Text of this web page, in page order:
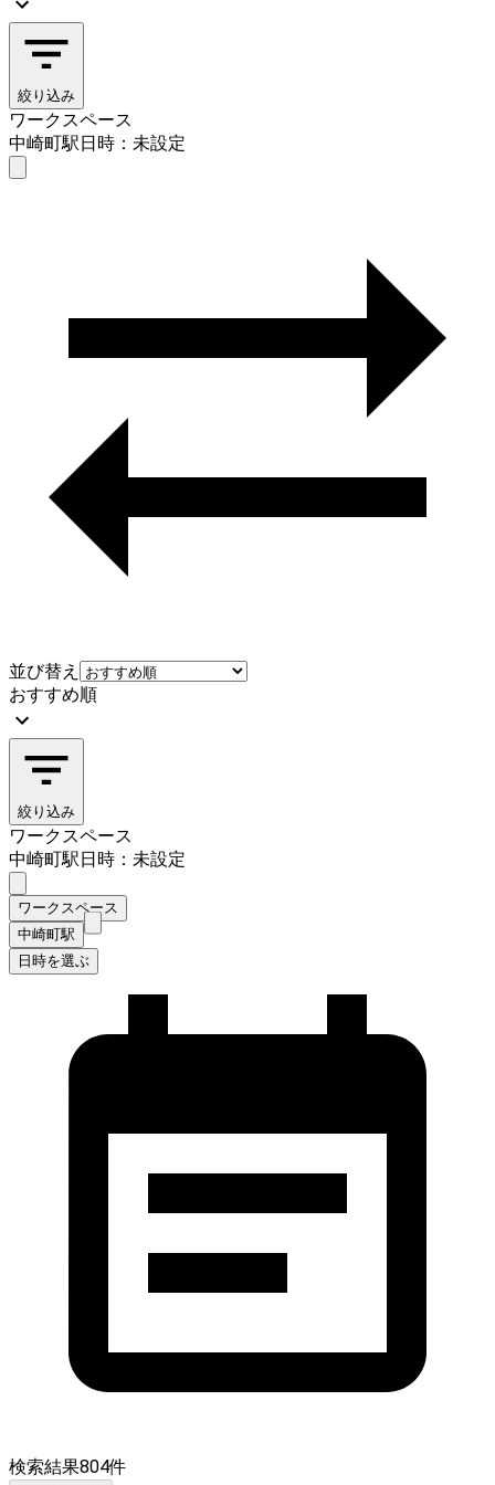
絞り込み
ワークスペース
中崎町駅日時：未設定
並び替え
おすすめ順
絞り込み
ワークスペース
中崎町駅日時：未設定
ワークスペース
中崎町駅
日時を選ぶ
検索結果804件